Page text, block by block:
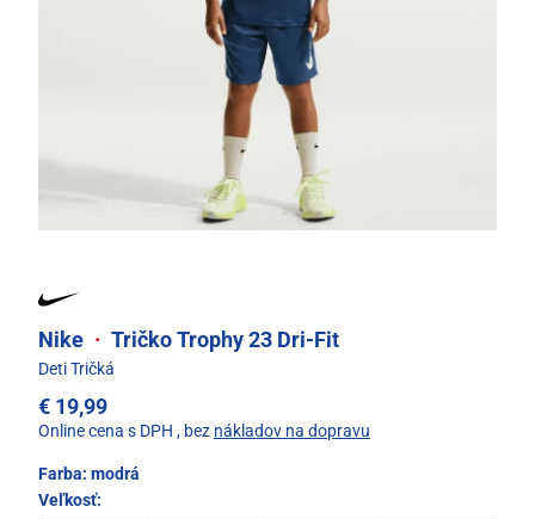
Nike · Tričko Trophy 23 Dri-Fit
Deti Tričká
€ 19,99
Online cena s DPH , bez nákladov na dopravu
Farba: modrá
Veľkosť: